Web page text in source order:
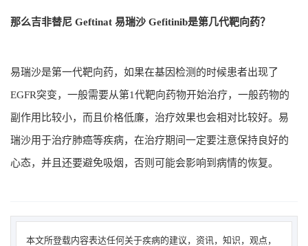
那么吉非替尼 Geftinat 易瑞沙 Gefitinib是第几代靶向药？
易瑞沙是第一代靶向药，如果在基因检测的时候患者出现了
EGFR突变，一般需要从第1代靶向药物开始治疗，一般药物的
副作用比较小，而且价格低廉，治疗效果也会相对比较好。易
瑞沙用于治疗肺癌等疾病，在治疗期间一定要注意保持良好的
心态，并且还要避免吸烟，否则可能会影响到病情的恢复。
本文所登载内容表达任何关于疾病的建议，资讯，知识，观点，